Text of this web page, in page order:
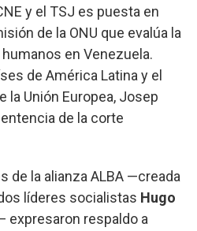
y el TSJ es puesta en
de la ONU que evalúa la
en Venezuela.
de América Latina y el
la Unión Europea, Josep
de la corte
de la alianza ALBA —creada
líderes socialistas Hugo
expresaron respaldo a